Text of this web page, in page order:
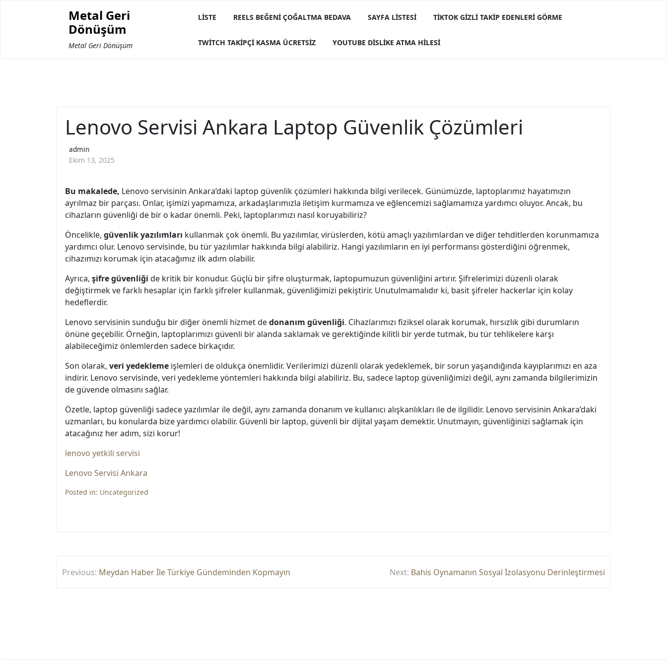
Metal Geri
Dönüşüm
Metal Geri Dönüşüm
LISTE REELS BEĞENI ÇOĞALTMA BEDAVA SAYFA LISTESI TIKTOK GIZLI TAKIP EDENLERI GÖRME
TWITCH TAKIPÇI KASMA ÜCRETSIZ YOUTUBE DISLIKE ATMA HILESI
Lenovo Servisi Ankara Laptop Güvenlik Çözümleri
admin
Ekim 13, 2025
Bu makalede, Lenovo servisinin Ankara’daki laptop güvenlik çözümleri hakkında bilgi verilecek. Günümüzde, laptoplarımız hayatımızın
ayrılmaz bir parçası. Onlar, işimizi yapmamıza, arkadaşlarımızla iletişim kurmamıza ve eğlencemizi sağlamamıza yardımcı oluyor. Ancak, bu
cihazların güvenliği de bir o kadar önemli. Peki, laptoplarımızı nasıl koruyabiliriz?
Öncelikle, güvenlik yazılımları kullanmak çok önemli. Bu yazılımlar, virüslerden, kötü amaçlı yazılımlardan ve diğer tehditlerden korunmamıza
yardımcı olur. Lenovo servisinde, bu tür yazılımlar hakkında bilgi alabiliriz. Hangi yazılımların en iyi performansı gösterdiğini öğrenmek,
cihazımızı korumak için atacağımız ilk adım olabilir.
Ayrıca, şifre güvenliği de kritik bir konudur. Güçlü bir şifre oluşturmak, laptopumuzun güvenliğini artırır. Şifrelerimizi düzenli olarak
değiştirmek ve farklı hesaplar için farklı şifreler kullanmak, güvenliğimizi pekiştirir. Unutulmamalıdır ki, basit şifreler hackerlar için kolay
hedeflerdir.
Lenovo servisinin sunduğu bir diğer önemli hizmet dedonanım güvenliği. Cihazlarımızı fiziksel olarak korumak, hırsızlık gibi durumların
önüne geçebilir. Örneğin, laptoplarımızı güvenli bir alanda saklamak ve gerektiğinde kilitli bir yerde tutmak, bu tür tehlikelere karşı
alabileceğimiz önlemlerden sadece birkaçıdır.
Son olarak, veri yedekleme işlemleri de oldukça önemlidir. Verilerimizi düzenli olarak yedeklemek, bir sorun yaşandığında kayıplarımızı en aza
indirir. Lenovo servisinde, veri yedekleme yöntemleri hakkında bilgi alabiliriz. Bu, sadece laptop güvenliğimizi değil, aynı zamanda bilgilerimizin
de güvende olmasını sağlar.
Özetle, laptop güvenliği sadece yazılımlar ile değil, aynı zamanda donanım ve kullanıcı alışkanlıkları ile de ilgilidir. Lenovo servisinin Ankara’daki
uzmanları, bu konularda bize yardımcı olabilir. Güvenli bir laptop, güvenli bir dijital yaşam demektir. Unutmayın, güvenliğinizi sağlamak için
atacağınız her adım, sizi korur!
lenovo yetkili servisi
Lenovo Servisi Ankara
Posted in: Uncategorized
Yazı
gezinmesi
Previous: Meydan Haber İle Türkiye Gündeminden Kopmayın Next: Bahis Oynamanın Sosyal İzolasyonu Derinleştirmesi